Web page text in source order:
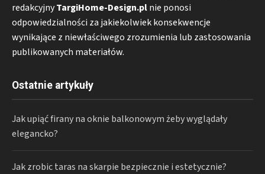
redakcyjnyTargiHome-Design.plnie ponosi
odpowiedzialności za jakiekolwiek konsekwencje
wynikające z niewłaściwego zrozumienia lub zastosowania
publikowanych materiałów.
Ostatnie artykuły
Jak upiąć firany na oknie balkonowym żeby wyglądały
elegancko?
Jak zrobic taras na skarpie bezpiecznie i estetycznie?